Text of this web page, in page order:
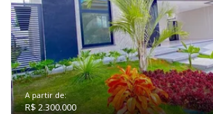
A partir de:
R$ 2.300.000